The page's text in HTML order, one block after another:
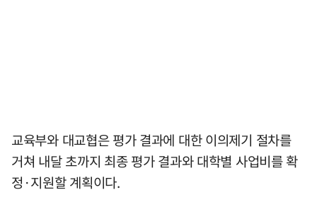
교육부와 대교협은 평가 결과에 대한 이의제기 절차를
거쳐 내달 초까지 최종 평가 결과와 대학별 사업비를 확
정·지원할 계획이다.